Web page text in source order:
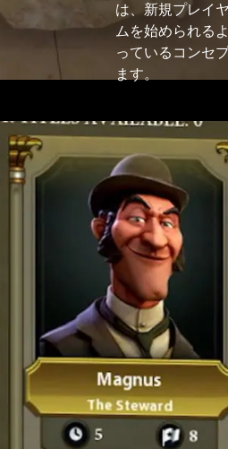
は、新規プレイ
ムを始められる
っているコンセ
ます。